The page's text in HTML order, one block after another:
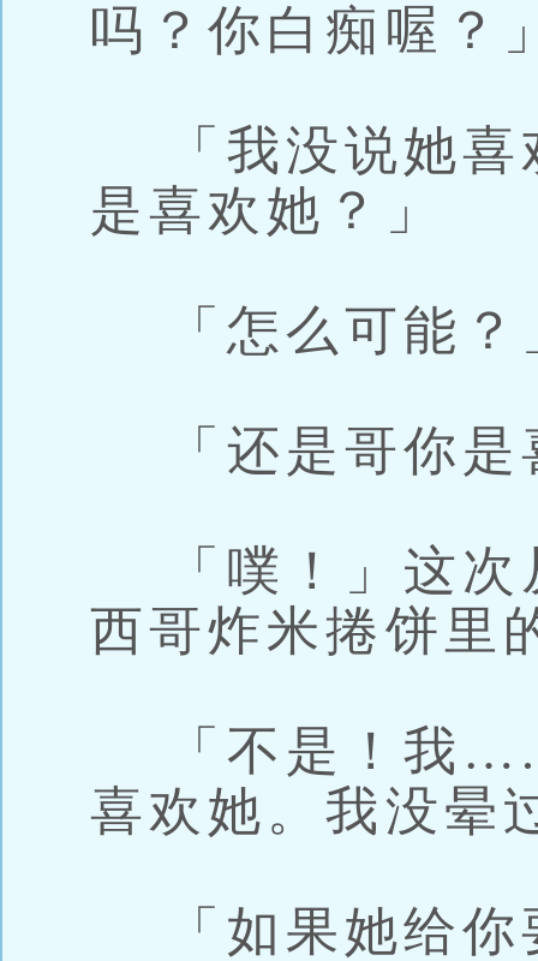
吗？你白痴喔？
「我没说她喜
是喜欢她？」
「怎么可能？
「还是哥你是
「噗！」这次
西哥炸米捲饼里
「不是！我….
喜欢她。我没晕
「如果她给你